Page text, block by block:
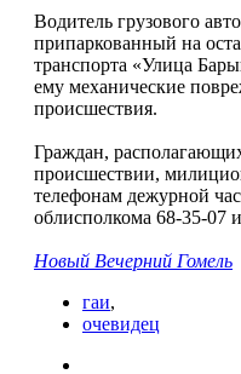
Водитель грузового
припаркованный на
транспорта «Улица
ему механические
происшествия.
Граждан,
происшествии,
телефонам дежурной
облисполкома 68-35-07
Новый Вечерний Гомель
гаи,
очевидец